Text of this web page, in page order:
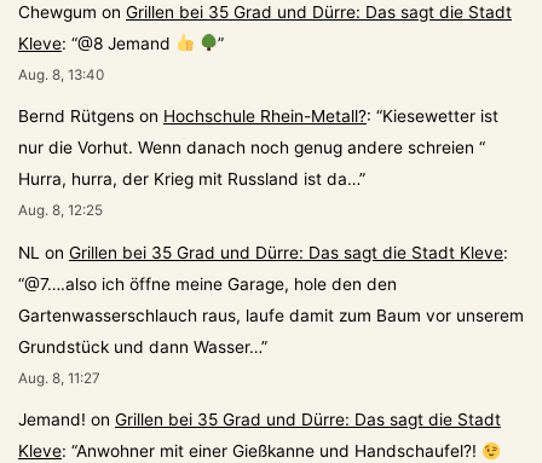
Chewgum on Grillen bei 35 Grad und Dürre: Das sagt die Stadt
Kleve: “@8 Jemand ”
Aug. 8, 13:40
Bernd Rütgens on Hochschule Rhein-Metall?: “Kiesewetter ist
nur die Vorhut. Wenn danach noch genug andere schreien “
Hurra, hurra, der Krieg mit Russland ist da…”
Aug. 8, 12:25
NL on Grillen bei 35 Grad und Dürre: Das sagt die Stadt Kleve:
“@7….also ich öffne meine Garage, hole den den
Gartenwasserschlauch raus, laufe damit zum Baum vor unserem
Grundstück und dann Wasser…”
Aug. 8, 11:27
Jemand! on Grillen bei 35 Grad und Dürre: Das sagt die Stadt
Kleve: “Anwohner mit einer Gießkanne und Handschaufel?!